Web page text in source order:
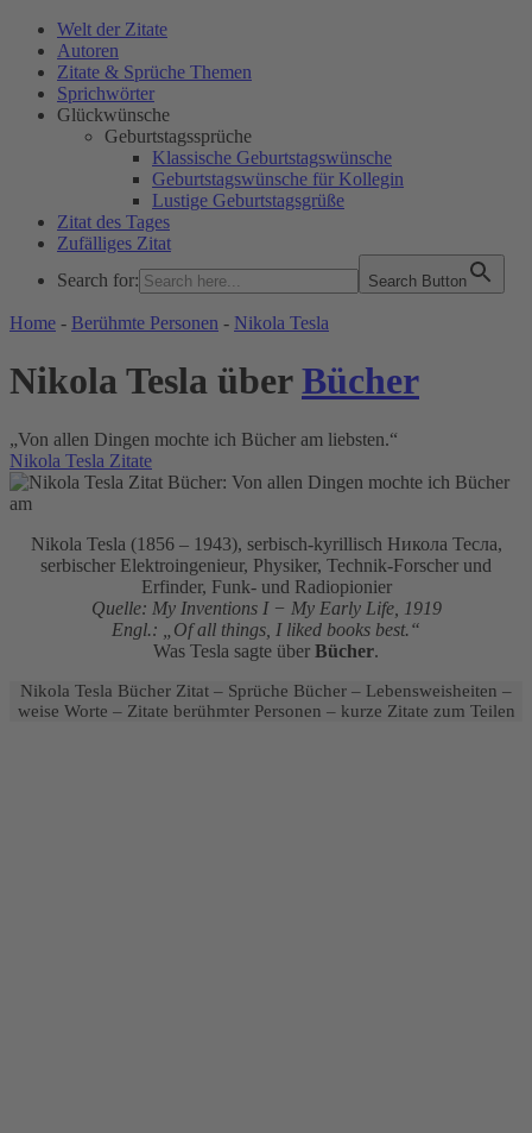
Welt der Zitate
Autoren
Zitate & Sprüche Themen
Sprichwörter
Glückwünsche
Geburtstagssprüche
Klassische Geburtstagswünsche
Geburtstagswünsche für Kollegin
Lustige Geburtstagsgrüße
Zitat des Tages
Zufälliges Zitat
Search for:
Search Button
WELT DER ZITATE
Home - Berühmte Personen - Nikola Tesla
Nikola Tesla überBücher
„Von allen Dingen mochte ich Bücher am liebsten.“
Nikola Tesla Zitate
Nikola Tesla (1856 – 1943), serbisch-kyrillisch Никола Тесла,
serbischer Elektroingenieur, Physiker, Technik-Forscher und
Erfinder, Funk- und Radiopionier
Quelle: My Inventions I − My Early Life, 1919
Engl.: „Of all things, I liked books best.“
Was Tesla sagte über Bücher.
Nikola Tesla Bücher Zitat – Sprüche Bücher – Lebensweisheiten –
weise Worte – Zitate berühmter Personen – kurze Zitate zum Teilen